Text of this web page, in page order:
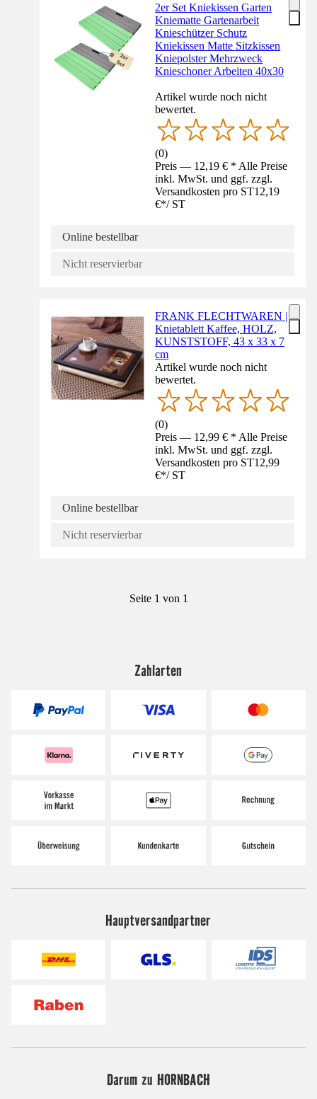
2er Set Kniekissen Garten
Kniematte Gartenarbeit
Knieschützer Schutz
Kniekissen Matte Sitzkissen
Kniepolster Mehrzweck
Knieschoner Arbeiten 40x30
Artikel wurde noch nicht
bewertet.
(0)
Preis — 12,19 € * Alle Preise
inkl. MwSt. und ggf. zzgl.
Versandkosten pro ST12,19
€*/ ST
Online bestellbar
Nicht reservierbar
FRANK FLECHTWAREN |
Knietablett Kaffee, HOLZ,
KUNSTSTOFF, 43 x 33 x 7
cm
Artikel wurde noch nicht
bewertet.
(0)
Preis — 12,99 € * Alle Preise
inkl. MwSt. und ggf. zzgl.
Versandkosten pro ST12,99
€*/ ST
Online bestellbar
Nicht reservierbar
Seite 1 von 1
Zahlarten
Hauptversandpartner
Darum zu HORNBACH